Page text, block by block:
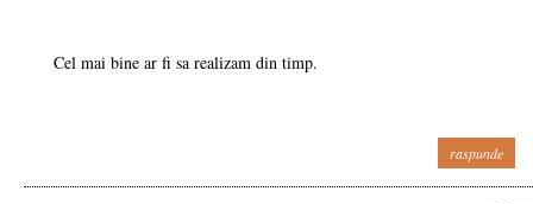
Cel mai bine ar fi sa realizam din timp.
raspunde